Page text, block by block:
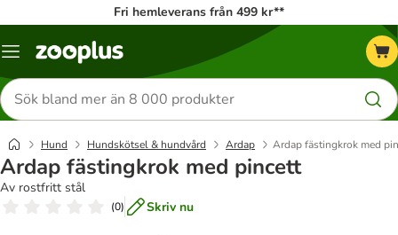
Fri hemleverans från 499 kr**
Katalogmeny
Sök
efter
produkter
Hund Hundskötsel & hundvård Ardap Ardap fästingkrok med
Ardap fästingkrok med pincett
Av rostfritt stål
(0) Skriv nu